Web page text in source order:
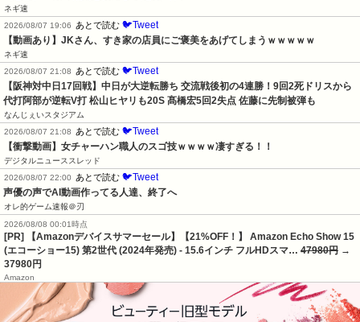
ネギ速
2026/08/07 19:06
あとで読む 🐦Tweet
【動画あり】JKさん、すき家の店員にご褒美をあげてしまうｗｗｗｗｗ
ネギ速
2026/08/07 21:08
あとで読む 🐦Tweet
【阪神対中日17回戦】中日が大逆転勝ち 交流戦後初の4連勝！9回2死ドリスから
代打阿部が逆転V打 松山ヒヤリも20S 髙橋宏5回2失点 佐藤に先制被弾も
なんじぇいスタジアム
2026/08/07 21:08
あとで読む 🐦Tweet
【衝撃動画】女チャーハン職人のスゴ技ｗｗｗｗ凄すぎる！！
デジタルニューススレッド
2026/08/07 22:00
あとで読む 🐦Tweet
声優の声でAI動画作ってる人達、終了へ
オレ的ゲーム速報＠刃
2026/08/08 00:01時点
[PR] 【Amazonデバイスサマーセール】【21%OFF！】 Amazon Echo Show 15
(エコーショー15) 第2世代 (2024年発売) - 15.6インチ フルHDスマ… 47980円 →
37980円
Amazon